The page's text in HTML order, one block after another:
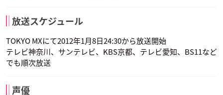
放送スケジュール
TOKYO MXにて2012年1月8日24:30から放送開始
テレビ神奈川、サンテレビ、KBS京都、テレビ愛知、BS11など
でも順次放送
声優